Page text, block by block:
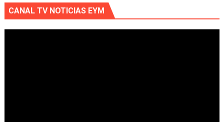
CANAL TV NOTICIAS EYM